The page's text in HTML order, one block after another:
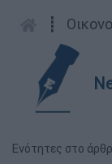
┋
Ενότητες στο